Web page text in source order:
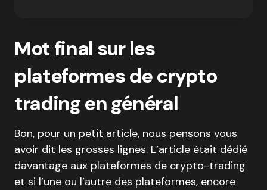
Mot final sur les
plateformes de crypto
trading en général
Bon, pour un petit article, nous pensons vous
avoir dit les grosses lignes. L’article était dédié
davantage aux plateformes de crypto-trading
et si l’une ou l’autre des plateformes, encore